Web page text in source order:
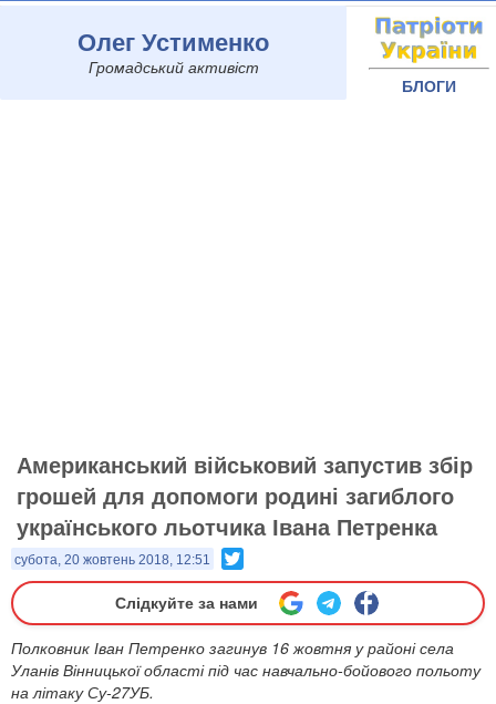
Олег Устименко
Громадський активіст
БЛОГИ
Американський військовий запустив збір
грошей для допомоги родині загиблого
українського льотчика Івана Петренка
субота, 20 жовтень 2018, 12:51
Слідкуйте за нами
Полковник Іван Петренко загинув 16 жовтня у районі села
Уланів Вінницької області під час навчально-бойового польоту
на літаку Су-27УБ.